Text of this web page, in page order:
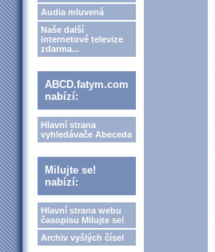
Audia mluvená
Naše další
internetové televize
zdarma...
ABCD.fatym.com
nabízí:
Hlavní strana
vyhledávače Abeceda
Milujte se!
nabízí:
Hlavní strana webu
časopisu Milujte se!
Archiv vyšlých čísel